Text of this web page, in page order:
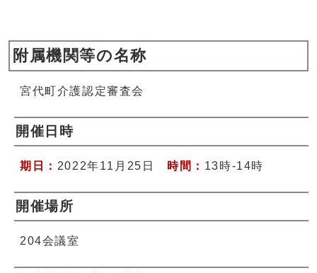
附属機関等の名称
宮代町介護認定審査会
開催日時
期日： 2022年11月25日 時間： 13時-14時
開催場所
204会議室